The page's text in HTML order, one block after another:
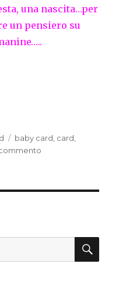
una nascita…per
un pensiero su
Tag
baby card, card,